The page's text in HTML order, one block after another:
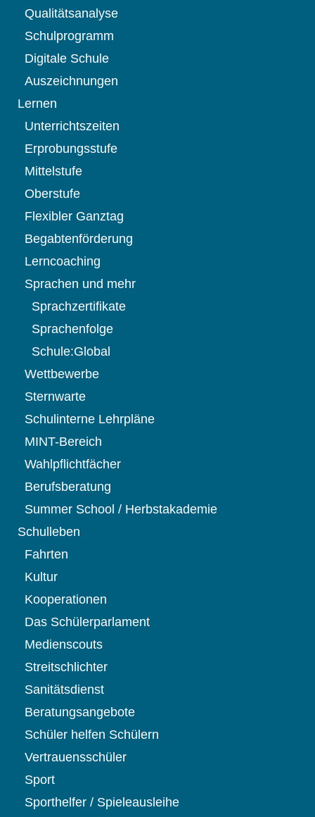
Qualitätsanalyse
Schulprogramm
Digitale Schule
Auszeichnungen
Lernen
Unterrichtszeiten
Erprobungsstufe
Mittelstufe
Oberstufe
Flexibler Ganztag
Begabtenförderung
Lerncoaching
Sprachen und mehr
Sprachzertifikate
Sprachenfolge
Schule:Global
Wettbewerbe
Sternwarte
Schulinterne Lehrpläne
MINT-Bereich
Wahlpflichtfächer
Berufsberatung
Summer School / Herbstakademie
Schulleben
Fahrten
Kultur
Kooperationen
Das Schülerparlament
Medienscouts
Streitschlichter
Sanitätsdienst
Beratungsangebote
Schüler helfen Schülern
Vertrauensschüler
Sport
Sporthelfer / Spieleausleihe